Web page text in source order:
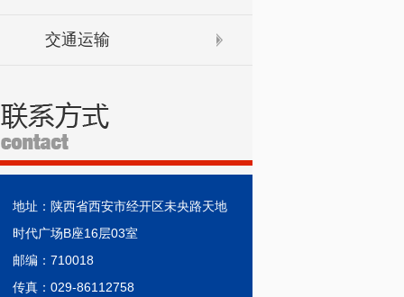
交通运输
地址：陕西省西安市经开区未央路天地
时代广场B座16层03室
邮编：710018
传真：029-86112758